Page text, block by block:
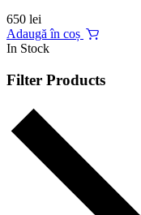
650 lei
Adaugă în coș
In Stock
Filter Products